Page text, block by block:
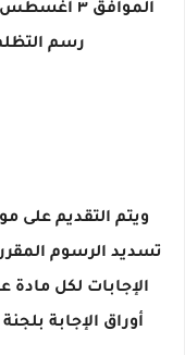
رسم التظلم
ويتم التقديم على
تسديد الرسوم
الإجابات لكل مادة
أوراق الإجابة